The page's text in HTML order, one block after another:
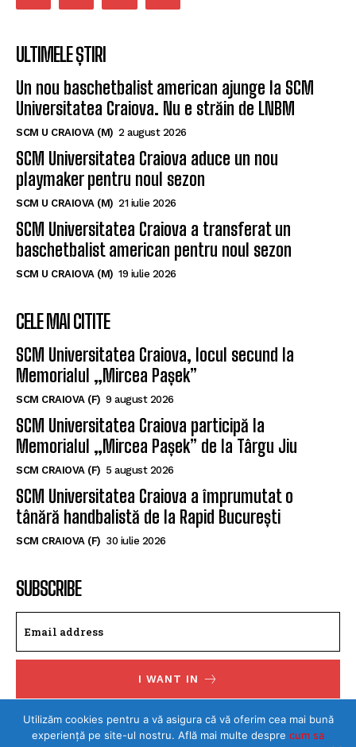
ULTIMELE ȘTIRI
Un nou baschetbalist american ajunge la SCM
Universitatea Craiova. Nu e străin de LNBM
SCM U CRAIOVA (M) 2 august 2026
SCM Universitatea Craiova aduce un nou
playmaker pentru noul sezon
SCM U CRAIOVA (M) 21 iulie 2026
SCM Universitatea Craiova a transferat un
baschetbalist american pentru noul sezon
SCM U CRAIOVA (M) 19 iulie 2026
CELE MAI CITITE
SCM Universitatea Craiova, locul secund la
Memorialul „Mircea Pașek”
SCM CRAIOVA (F) 9 august 2026
SCM Universitatea Craiova participă la
Memorialul „Mircea Pașek” de la Târgu Jiu
SCM CRAIOVA (F) 5 august 2026
SCM Universitatea Craiova a împrumutat o
tânără handbalistă de la Rapid București
SCM CRAIOVA (F) 30 iulie 2026
SUBSCRIBE
I WANT IN
I've read and accept thePrivacy Policy.
Utilizăm cookies pentru a vă asigura că vă oferim cea mai bună
experiență pe site-ul nostru. Află mai multe despre cum sa